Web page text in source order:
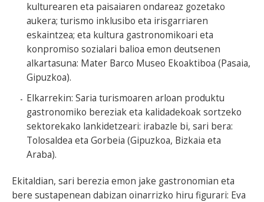
kulturearen eta paisaiaren ondareaz gozetako
aukera; turismo inklusibo eta irisgarriaren
eskaintzea; eta kultura gastronomikoari eta
konpromiso sozialari balioa emon deutsenen
alkartasuna: Mater Barco Museo Ekoaktiboa (Pasaia,
Gipuzkoa).
Elkarrekin: Saria turismoaren arloan produktu
gastronomiko bereziak eta kalidadekoak sortzeko
sektorekako lankidetzeari: irabazle bi, sari bera:
Tolosaldea eta Gorbeia (Gipuzkoa, Bizkaia eta
Araba).
Ekitaldian, sari berezia emon jake gastronomian eta
bere sustapenean dabizan oinarrizko hiru figurari: Eva